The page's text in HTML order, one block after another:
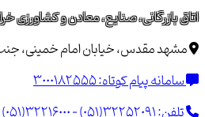
اتاق بازرگانی، صنایع، معادن و کشاورزی
مشهد مقدس، خیابان امام خمینی، جنب باغ
سامانه پیام کوتاه:3000182555
تلفن:(051)32216000 - (051)32252091